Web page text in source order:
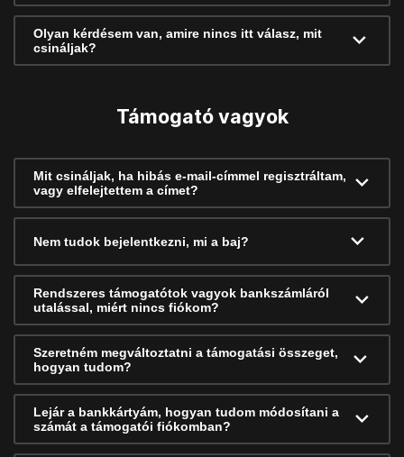
Olyan kérdésem van, amire nincs itt válasz, mit
csináljak?
Támogató vagyok
Mit csináljak, ha hibás e-mail-címmel regisztráltam,
vagy elfelejtettem a címet?
Nem tudok bejelentkezni, mi a baj?
Rendszeres támogatótok vagyok bankszámláról
utalással, miért nincs fiókom?
Szeretném megváltoztatni a támogatási összeget,
hogyan tudom?
Lejár a bankkártyám, hogyan tudom módosítani a
számát a támogatói fiókomban?